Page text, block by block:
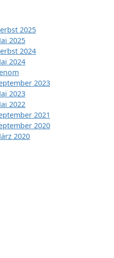
2025
2025
2024
2024
2023
2023
2022
2021
2020
2020